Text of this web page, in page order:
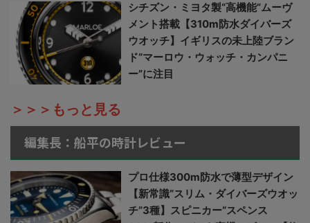
シチズン・ミヨタ製“高機能”ムーヴ
メント搭載【310m防水ダイバーズ
ウオッチ】イギリスの未上陸ブラン
ド“マーロウ・ウォッチ・カンパニ
ー”に注目
＞＞＞もっと見る
編集長：船平の時計レビュー
プロ仕様300m防水で薄型デザイン
【新常識“スリム・ダイバーズウオッ
チ”3種】スピニカー“スペンス